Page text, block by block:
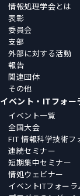
情報処理学会とは
表彰
委員会
支部
外部に対する活動
報告
関連団体
その他
イベント・ITフォー
イベント一覧
全国大会
FIT 情報科学技術フ
連続セミナー
短期集中セミナー
情処ウェビナー
イベントITフォーラ